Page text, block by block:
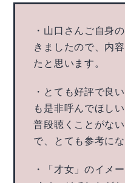
・山口さんご自身
きましたので、内
たと思います。
・とても好評で良
も是非呼んでほし
普段聴くことがな
で、とても参考にな
・「才女」のイメ